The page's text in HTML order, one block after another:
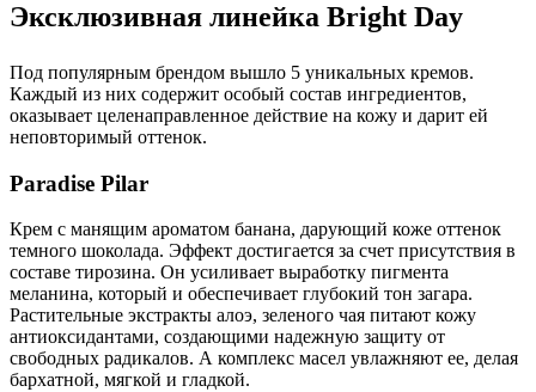
Эксклюзивная линейка Bright Day
Под популярным брендом вышло 5 уникальных кремов.
Каждый из них содержит особый состав ингредиентов,
оказывает целенаправленное действие на кожу и дарит ей
неповторимый оттенок.
Paradise Pilar
Крем с манящим ароматом банана, дарующий коже оттенок
темного шоколада. Эффект достигается за счет присутствия в
составе тирозина. Он усиливает выработку пигмента
меланина, который и обеспечивает глубокий тон загара.
Растительные экстракты алоэ, зеленого чая питают кожу
антиоксидантами, создающими надежную защиту от
свободных радикалов. А комплекс масел увлажняют ее, делая
бархатной, мягкой и гладкой.